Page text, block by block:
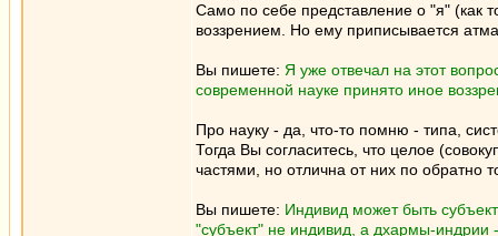
Само по себе представление о "я" (как
воззрением. Но ему приписывается
Вы пишете: Я уже отвечал на этот
современной науке принято иное
Про науку - да, что-то помню - типа,
Тогда Вы согласитесь, что целое
частями, но отлична от них по обратно
Вы пишете: Индивид может быть
"субъект" не индивид, а дхармы-индрии